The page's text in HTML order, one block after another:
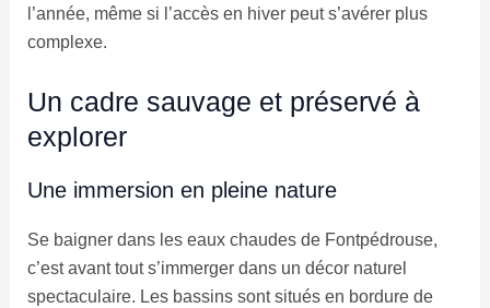
l’année, même si l’accès en hiver peut s’avérer plus
complexe.
Un cadre sauvage et préservé à
explorer
Une immersion en pleine nature
Se baigner dans les eaux chaudes de Fontpédrouse,
c’est avant tout s’immerger dans un décor naturel
spectaculaire. Les bassins sont situés en bordure de